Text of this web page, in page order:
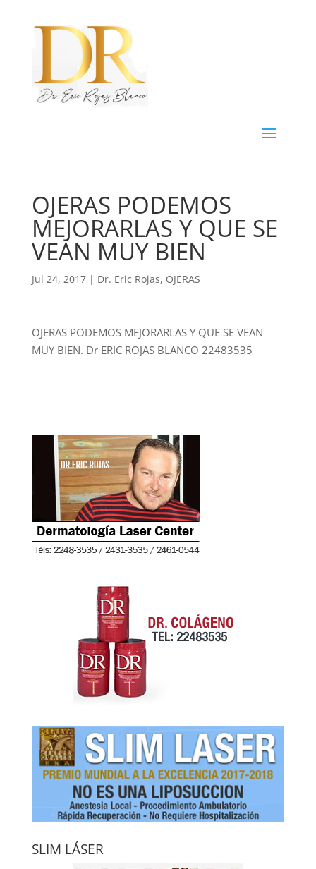
OJERAS PODEMOS
MEJORARLAS Y QUE SE
VEAN MUY BIEN
Jul 24, 2017| Dr. Eric Rojas, OJERAS
OJERAS PODEMOS MEJORARLAS Y QUE SE VEAN
MUY BIEN. Dr ERIC ROJAS BLANCO 22483535
SLIM LÁSER